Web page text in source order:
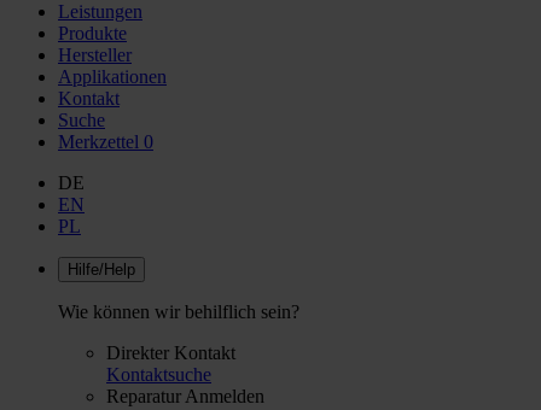
Leistungen
Produkte
Hersteller
Applikationen
Kontakt
Suche
Merkzettel 0
DE
EN
PL
Hilfe/Help
Wie können wir behilflich sein?
Direkter Kontakt
Kontaktsuche
Reparatur Anmelden